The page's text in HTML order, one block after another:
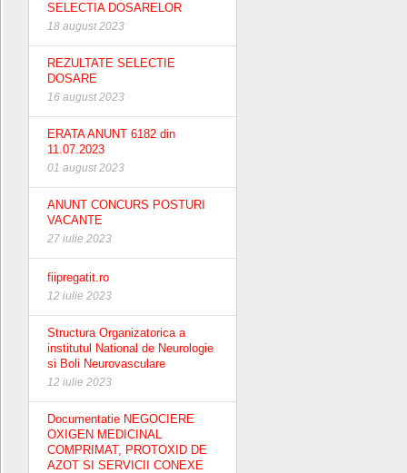
SELECTIA DOSARELOR
18 august 2023
REZULTATE SELECTIE
DOSARE
16 august 2023
ERATA ANUNT 6182 din
11.07.2023
01 august 2023
ANUNT CONCURS POSTURI
VACANTE
27 iulie 2023
fiipregatit.ro
12 iulie 2023
Structura Organizatorica a
institutul National de Neurologie
si Boli Neurovasculare
12 iulie 2023
Documentatie NEGOCIERE
OXIGEN MEDICINAL
COMPRIMAT, PROTOXID DE
AZOT SI SERVICII CONEXE